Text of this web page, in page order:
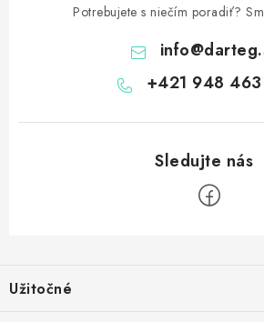
Potrebujete s niečím poradiť?
info@
+421 948 463
pUžitočné